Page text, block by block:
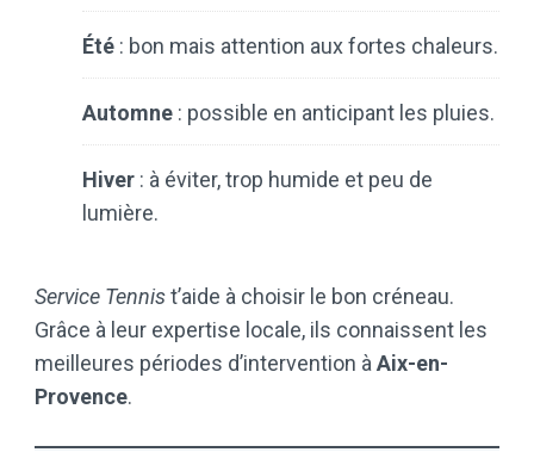
Été : bon mais attention aux fortes chaleurs.
Automne : possible en anticipant les pluies.
Hiver : à éviter, trop humide et peu de
lumière.
Service Tennist’aide à choisir le bon créneau.
Grâce à leur expertise locale, ils connaissent les
meilleures périodes d’intervention àAix-en-
Provence.